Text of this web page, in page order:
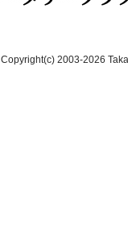
Copyright(c) 2003-2026